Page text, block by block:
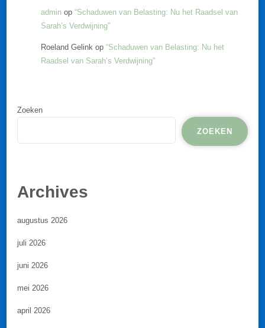
admin op “Schaduwen van Belasting: Nu het Raadsel van
Sarah’s Verdwijning”
Roeland Gelink op “Schaduwen van Belasting: Nu het
Raadsel van Sarah’s Verdwijning”
Zoeken
ZOEKEN
Archives
augustus 2026
juli 2026
juni 2026
mei 2026
april 2026